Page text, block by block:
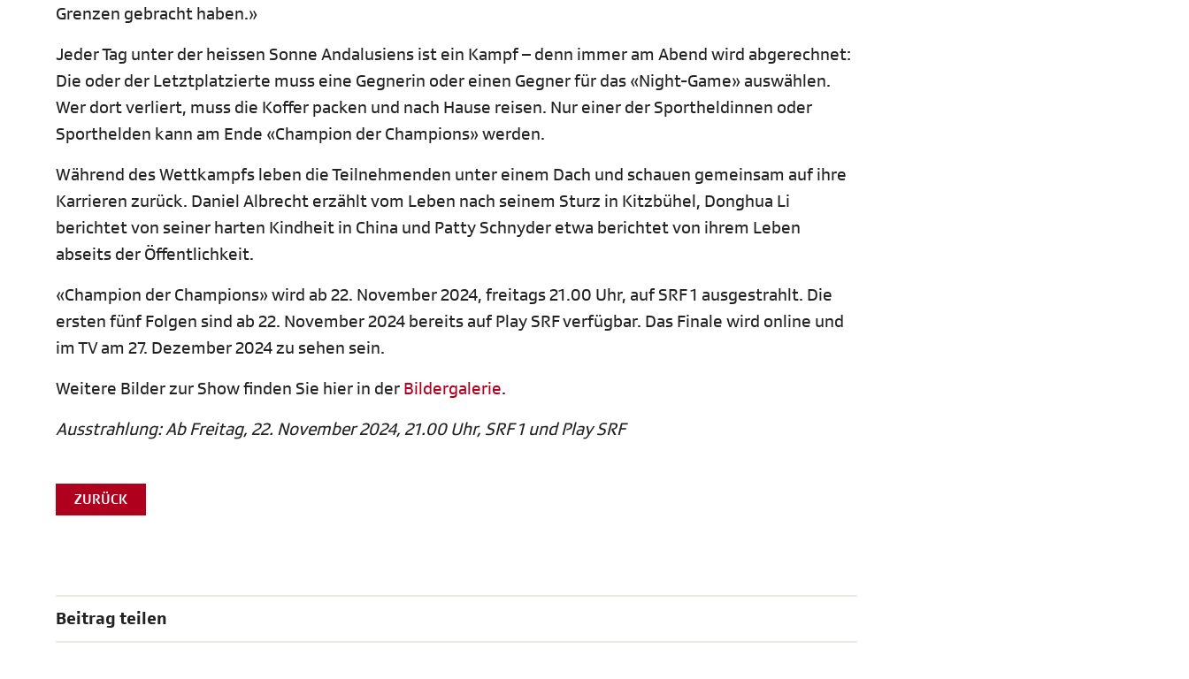
Grenzen gebracht haben.»
Jeder Tag unter der heissen Sonne Andalusiens ist ein Kampf – denn immer am Abend wird abgerechnet:
Die oder der Letztplatzierte muss eine Gegnerin oder einen Gegner für das «Night-Game» auswählen.
Wer dort verliert, muss die Koffer packen und nach Hause reisen. Nur einer der Sportheldinnen oder
Sporthelden kann am Ende «Champion der Champions» werden.
Während des Wettkampfs leben die Teilnehmenden unter einem Dach und schauen gemeinsam auf ihre
Karrieren zurück. Daniel Albrecht erzählt vom Leben nach seinem Sturz in Kitzbühel, Donghua Li
berichtet von seiner harten Kindheit in China und Patty Schnyder etwa berichtet von ihrem Leben
abseits der Öffentlichkeit.
«Champion der Champions» wird ab 22. November 2024, freitags 21.00 Uhr, auf SRF 1 ausgestrahlt. Die
ersten fünf Folgen sind ab 22. November 2024 bereits auf Play SRF verfügbar. Das Finale wird online und
im TV am 27. Dezember 2024 zu sehen sein.
Weitere Bilder zur Show finden Sie hier in der Bildergalerie.
Ausstrahlung: Ab Freitag, 22. November 2024, 21.00 Uhr, SRF 1 und Play SRF
ZURÜCK
Beitrag teilen